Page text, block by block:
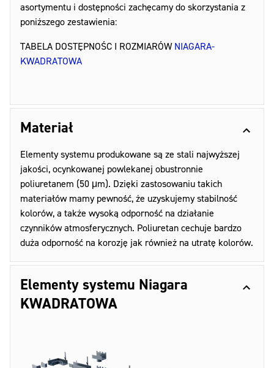
asortymentu i dostępności zachęcamy do skorzystania z
poniższego zestawienia:
TABELA DOSTĘPNOŚC I ROZMIARÓWNIAGARA-
KWADRATOWA
Materiał
Elementy systemu produkowane są ze stali najwyższej
jakości, ocynkowanej powlekanej obustronnie
poliuretanem (50 μm). Dzięki zastosowaniu takich
materiałów mamy pewność, że uzyskujemy stabilność
kolorów, a także wysoką odporność na działanie
czynników atmosferycznych. Poliuretan cechuje bardzo
duża odporność na korozję jak również na utratę kolorów.
Elementy systemu Niagara
KWADRATOWA